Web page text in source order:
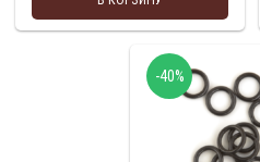
-40%